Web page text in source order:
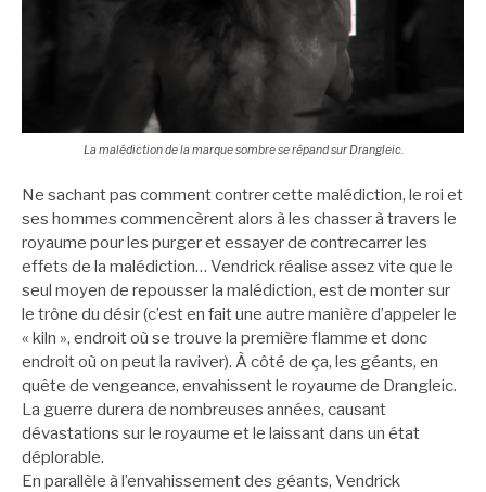
La malédiction de la marque sombre se répand sur Drangleic.
Ne sachant pas comment contrer cette malédiction, le roi et
ses hommes commencèrent alors à les chasser à travers le
royaume pour les purger et essayer de contrecarrer les
effets de la malédiction… Vendrick réalise assez vite que le
seul moyen de repousser la malédiction, est de monter sur
le trône du désir (c’est en fait une autre manière d’appeler le
« kiln », endroit où se trouve la première flamme et donc
endroit où on peut la raviver). À côté de ça, les géants, en
quête de vengeance, envahissent le royaume de Drangleic.
La guerre durera de nombreuses années, causant
dévastations sur le royaume et le laissant dans un état
déplorable.
En parallèle à l’envahissement des géants, Vendrick